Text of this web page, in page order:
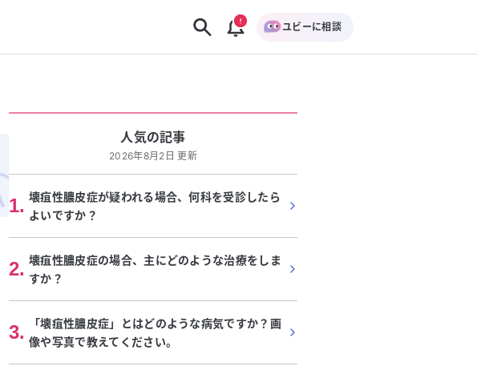
ユビーに相談
人気の記事
2026年8月2日 更新
1. 壊疽性膿皮症が疑われる場合、何科を受診したら
よいですか？
2. 壊疽性膿皮症の場合、主にどのような治療をしま
すか？
3.
「壊疽性膿皮症」とはどのような病気ですか？画
像や写真で教えてください。